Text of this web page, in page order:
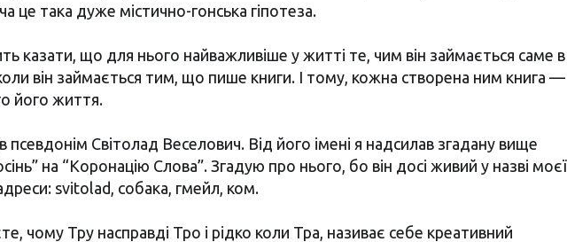
це така дуже містично-гонська гіпотеза.
казати, що для нього найважливіше у житті те, чим він займається саме в
він займається тим, що пише книги. І тому, кожна створена ним книга —
його життя.
Світолад Веселович. Від його імені я надсилав згадану вище
на “Коронацію Слова”. Згадую про нього, бо він досі живий у назві моєї
svitolad, собака, гмейл, ком.
чому Тру насправді Тро і рідко коли Тра, називає себе креативний